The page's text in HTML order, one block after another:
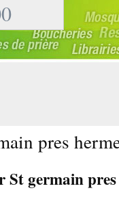
pres
St germain